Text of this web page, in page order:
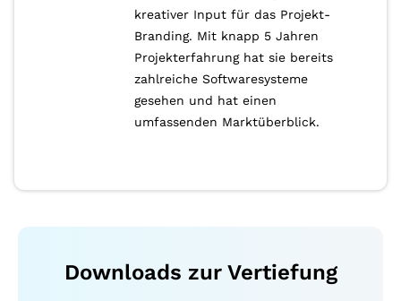
kreativer Input für das Projekt-
Branding. Mit knapp 5 Jahren
Projekterfahrung hat sie bereits
zahlreiche Softwaresysteme
gesehen und hat einen
umfassenden Marktüberblick.
Downloads zur Vertiefung